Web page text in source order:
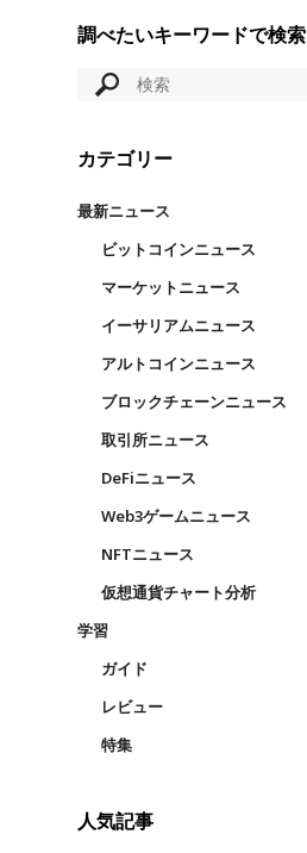
調べたいキーワードで検索
カテゴリー
最新ニュース
ビットコインニュース
マーケットニュース
イーサリアムニュース
アルトコインニュース
ブロックチェーンニュース
取引所ニュース
DeFiニュース
Web3ゲームニュース
NFTニュース
仮想通貨チャート分析
学習
ガイド
レビュー
特集
人気記事